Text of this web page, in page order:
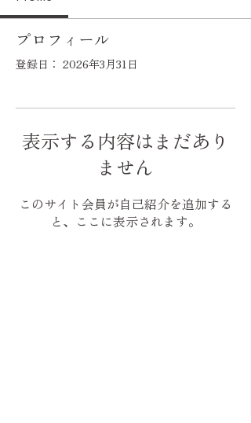
プロフィール
登録日： 2026年3月31日
表示する内容はまだあり
ません
このサイト会員が自己紹介を追加する
と、ここに表示されます。